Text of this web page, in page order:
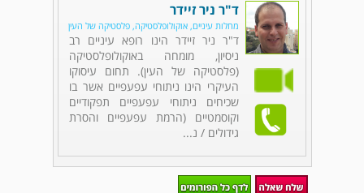
ד"ר ניר זיידר
מחלות עיניים, אוקולופלסטיקה, פלסטיקה של העין
ד"ר ניר זיידר הינו רופא עיניים רב
ניסיון, מומחה באוקולופלסטיקה
(פלסטיקה של העין). תחום עיסוקו
העיקרי הינו ניתוחי עפעפיים אשר בו
שכיחים ניתוחי עפעפיים תפקודיים
וקוסמטיים (הרמת עפעפיים והסרת
גידולים / נ...